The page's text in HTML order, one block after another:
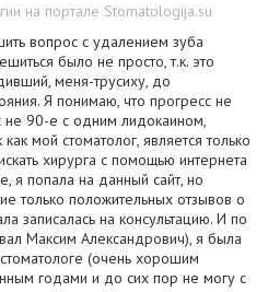
на портале Stomatologija.su
вопрос с удалением зуба
было не просто, т.к. это
меня-трусиху, до
Я понимаю, что прогресс не
не 90-е с одним лидокаином,
мой стоматолог, является только
хирурга с помощью интернета
я попала на данный сайт, но
только положительных отзывов о
записалась на консультацию. И по
Максим Александрович), я была
(очень хорошим
годами и до сих пор не могу с